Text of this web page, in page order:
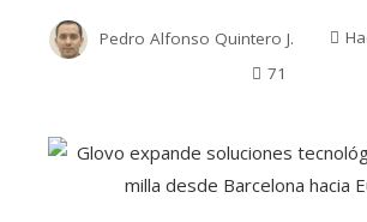
Pedro Alfonso Quintero J.
71